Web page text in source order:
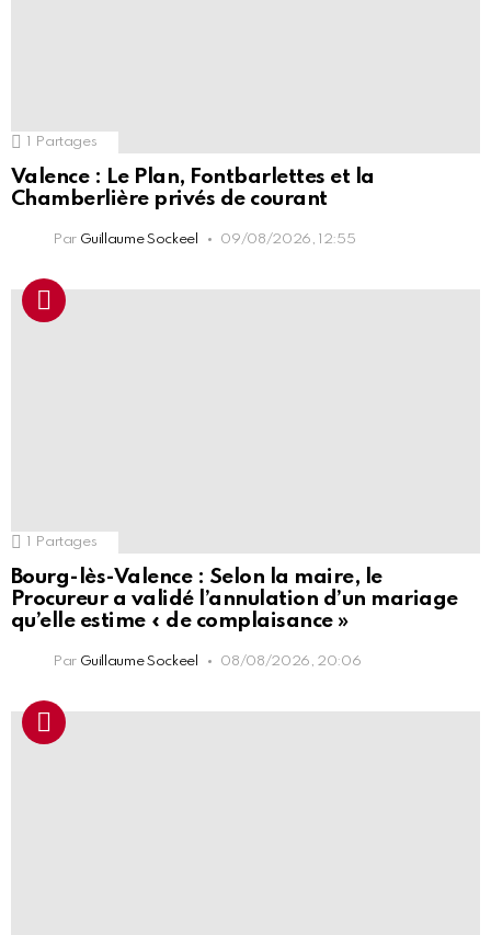
1 Partages
Valence : Le Plan, Fontbarlettes et la
Chamberlière privés de courant
Par Guillaume Sockeel 09/08/2026, 12:55
1 Partages
Bourg-lès-Valence : Selon la maire, le
Procureur a validé l’annulation d’un mariage
qu’elle estime « de complaisance »
Par Guillaume Sockeel 08/08/2026, 20:06